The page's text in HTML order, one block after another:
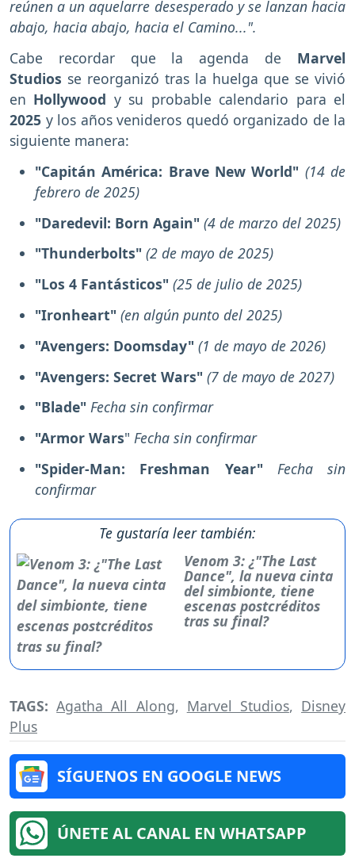
reúnen a un aquelarre desesperado y se lanzan hacia
abajo, hacia abajo, hacia el Camino...".
Cabe recordar que la agenda de Marvel
Studios se reorganizó tras la huelga que se vivió
en Hollywood y su probable calendario para el
2025 y los años venideros quedó organizado de la
siguiente manera:
"Capitán América: Brave New World" (14 de
febrero de 2025)
"Daredevil: Born Again" (4 de marzo del 2025)
"Thunderbolts" (2 de mayo de 2025)
"Los 4 Fantásticos" (25 de julio de 2025)
"Ironheart" (en algún punto del 2025)
"Avengers: Doomsday" (1 de mayo de 2026)
"Avengers: Secret Wars" (7 de mayo de 2027)
"Blade" Fecha sin confirmar
"Armor Wars" Fecha sin confirmar
"Spider-Man: Freshman Year"
Fecha sin
confirmar
Te gustaría leer también:
Venom 3: ¿"The Last
Dance", la nueva cinta
del simbionte, tiene
escenas postcréditos
tras su final?
TAGS:Agatha All Along, Marvel Studios, Disney
Plus
SÍGUENOS EN GOOGLE NEWS
ÚNETE AL CANAL EN WHATSAPP